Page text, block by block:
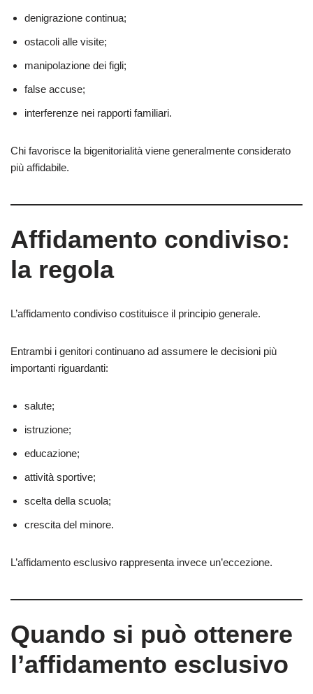
denigrazione continua;
ostacoli alle visite;
manipolazione dei figli;
false accuse;
interferenze nei rapporti familiari.
Chi favorisce la bigenitorialità viene generalmente considerato
più affidabile.
Affidamento condiviso:
la regola
L’affidamento condiviso costituisce il principio generale.
Entrambi i genitori continuano ad assumere le decisioni più
importanti riguardanti:
salute;
istruzione;
educazione;
attività sportive;
scelta della scuola;
crescita del minore.
L’affidamento esclusivo rappresenta invece un’eccezione.
Quando si può ottenere
l’affidamento esclusivo